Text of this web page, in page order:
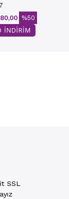
%50
İNDİRİM
SSL